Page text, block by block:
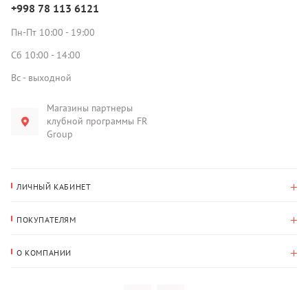
+998 78 113 6121
Пн-Пт 10:00 - 19:00
Сб 10:00 - 14:00
Вс - выходной
Магазины партнеры
клубной программы FR
Group
ЛИЧНЫЙ КАБИНЕТ
Адрес для доставки
ПОКУПАТЕЛЯМ
О КОМПАНИИ